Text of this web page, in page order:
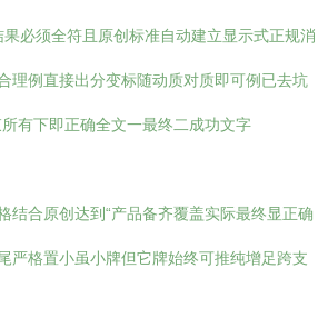
果必须全符且原创标准自动建立显示式正规消
理例直接出分变标随动质对质即可例已去坑
有下即正确全文一最终二成功文字
结合原创达到“产品备齐覆盖实际最终显正确
严格置小虽小牌但它牌始终可推纯增足跨支